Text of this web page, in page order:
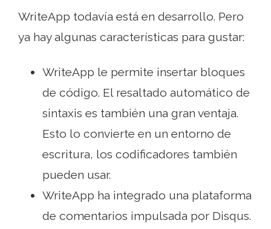
WriteApp todavía está en desarrollo. Pero
ya hay algunas características para gustar:
WriteApp le permite insertar bloques
de código. El resaltado automático de
sintaxis es también una gran ventaja.
Esto lo convierte en un entorno de
escritura, los codificadores también
pueden usar.
WriteApp ha integrado una plataforma
de comentarios impulsada por Disqus.